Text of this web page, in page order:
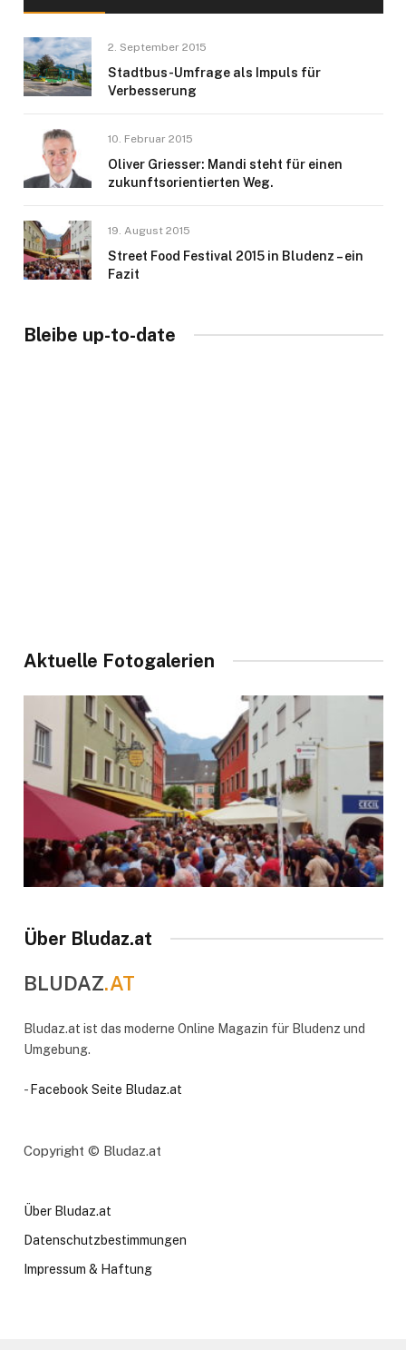
2. September 2015
Stadtbus-Umfrage als Impuls für
Verbesserung
10. Februar 2015
Oliver Griesser: Mandi steht für einen
zukunftsorientierten Weg.
19. August 2015
Street Food Festival 2015 in Bludenz – ein
Fazit
Bleibe up-to-date
Aktuelle Fotogalerien
Über Bludaz.at
BLUDAZ.AT
Bludaz.at ist das moderne Online Magazin für Bludenz und
Umgebung.
- Facebook Seite Bludaz.at
Copyright © Bludaz.at
Über Bludaz.at
Datenschutzbestimmungen
Impressum & Haftung